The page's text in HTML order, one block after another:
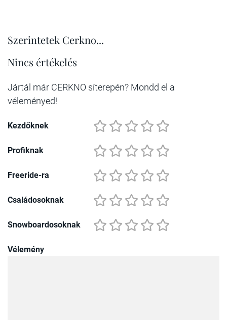
Szerintetek Cerkno...
Nincs értékelés
Jártál már CERKNO síterepén? Mondd el a
véleményed!
Kezdőknek
Profiknak
Freeride-ra
Családosoknak
Snowboardosoknak
Vélemény